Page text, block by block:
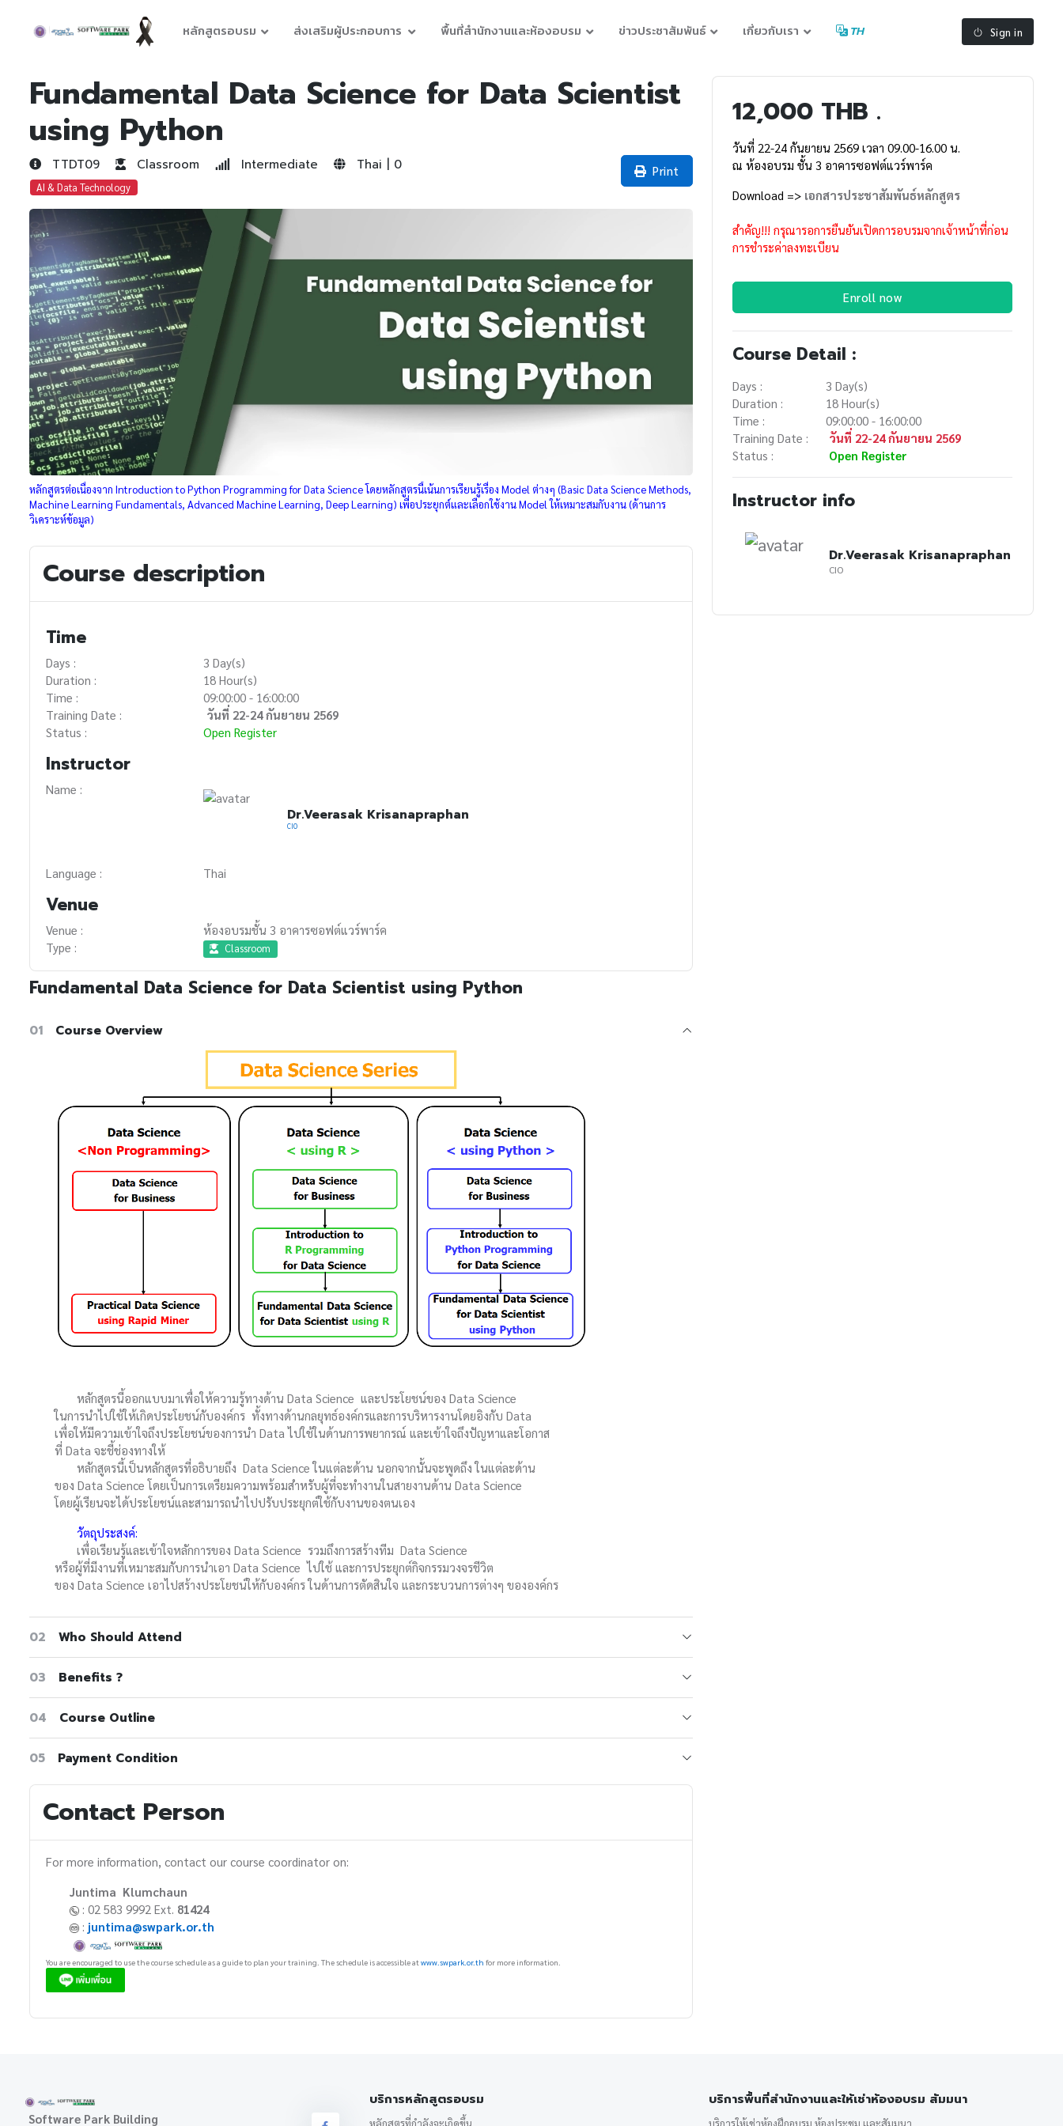
หลักสูตรอบรม ส่งเสริมผู้ประกอบการ พื้นที่สำนักงานและห้องอบรม ข่าวประชาสัมพันธ์ เกี่ยวกับเรา TH Sign in
Fundamental Data Science for Data Scientist
using Python
TTDT09 Classroom Intermediate Thai | 0
AI & Data Technology
Print
หลักสูตรต่อเนื่องจาก Introduction to Python Programming for Data Science โดยหลักสูตรนี้เน้นการเรียนรู้เรื่อง Model ต่างๆ (Basic Data Science Methods,
Machine Learning Fundamentals, Advanced Machine Learning, Deep Learning) เพื่อประยุกต์และเลือกใช้งาน Model ให้เหมาะสมกับงาน (ด้านการ
วิเคราะห์ข้อมูล)
Course description
Time
Days :
3 Day(s)
Duration :
18 Hour(s)
Time :
09:00:00 - 16:00:00
Training Date :
วันที่ 22-24 กันยายน 2569
Status :
Open Register
Instructor
Name :
Dr.Veerasak Krisanapraphan
CIO
Language : Thai
Venue
Venue :
ห้องอบรมชั้น 3 อาคารซอฟต์แวร์พาร์ค
Type :
Classroom
Fundamental Data Science for Data Scientist using Python
01 Course Overview
หลักสูตรนี้ออกแบบมาเพื่อให้ความรู้ทางด้าน Data Science และประโยชน์ของ Data Science
ในการนำไปใช้ให้เกิดประโยชน์กับองค์กร ทั้งทางด้านกลยุทธ์องค์กรและการบริหารงานโดยอิงกับ Data
เพื่อให้มีความเข้าใจถึงประโยชน์ของการนำ Data ไปใช้ในด้านการพยากรณ์ และเข้าใจถึงปัญหาและโอกาส
ที่ Data จะชี้ช่องทางให้
หลักสูตรนี้เป็นหลักสูตรที่อธิบายถึง Data Science ในแต่ละด้าน นอกจากนั้นจะพูดถึง ในแต่ละด้าน
ของ Data Science โดยเป็นการเตรียมความพร้อมสำหรับผู้ที่จะทำงานในสายงานด้าน Data Science
โดยผู้เรียนจะได้ประโยชน์และสามารถนำไปปรับประยุกต์ใช้กับงานของตนเอง
วัตถุประสงค์:
เพื่อเรียนรู้และเข้าใจหลักการของ Data Science รวมถึงการสร้างทีม Data Science
หรือผู้ที่มีงานที่เหมาะสมกับการนำเอา Data Science ไปใช้ และการประยุกต์กิจกรรมวงจรชีวิต
ของ Data Science เอาไปสร้างประโยชน์ให้กับองค์กร ในด้านการตัดสินใจ และกระบวนการต่างๆ ขององค์กร
02 Who Should Attend
03 Benefits ?
04 Course Outline
05 Payment Condition
Contact Person
For more information, contact our course coordinator on:
Juntima Klumchaun
: 02 583 9992 Ext. 81424
: juntima@swpark.or.th
You are encouraged to use the course schedule as a guide to plan your training. The schedule is accessible atwww.swpark.or.th for more information.
12,000 THB .
วันที่ 22-24 กันยายน 2569 เวลา 09.00-16.00 น.
ณ ห้องอบรม ชั้น 3 อาคารซอฟต์แวร์พาร์ค
Download => เอกสารประชาสัมพันธ์หลักสูตร
สำคัญ!!! กรุณารอการยืนยันเปิดการอบรมจากเจ้าหน้าที่ก่อน
การชำระค่าลงทะเบียน
Enroll now
Course Detail :
Days :
3 Day(s)
Duration :
18 Hour(s)
Time :
09:00:00 - 16:00:00
Training Date :
วันที่ 22-24 กันยายน 2569
Status :
Open Register
Instructor info
Dr.Veerasak Krisanapraphan
CIO
Software Park Building
บริการหลักสูตรอบรม บริการพื้นที่สำนักงานและให้เช่าห้องอบรม สัมมนา